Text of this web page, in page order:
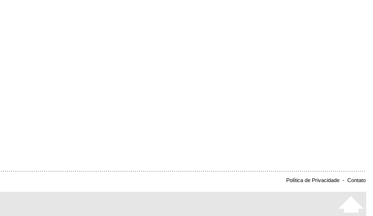
Política de Privacidade - Contato